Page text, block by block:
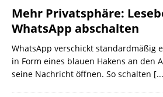
Mehr Privatsphäre:
WhatsApp abschalten
WhatsApp verschickt standardmäßig
in Form eines blauen Hakens an den
seine Nachricht öffnen. So schalten